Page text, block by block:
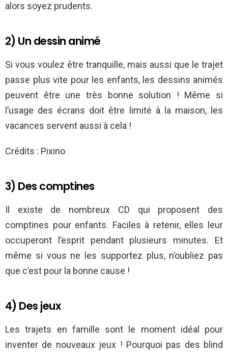
alors soyez prudents.
2) Un dessin animé
Si vous voulez être tranquille, mais aussi que le trajet
passe plus vite pour les enfants, les dessins animés
peuvent être une très bonne solution ! Même si
l’usage des écrans doit être limité à la maison, les
vacances servent aussi à cela !
Crédits : Pixino
3) Des comptines
Il existe de nombreux CD qui proposent des
comptines pour enfants. Faciles à retenir, elles leur
occuperont l’esprit pendant plusieurs minutes. Et
même si vous ne les supportez plus, n’oubliez pas
que c’est pour la bonne cause !
4) Des jeux
Les trajets en famille sont le moment idéal pour
inventer de nouveaux jeux ! Pourquoi pas des blind